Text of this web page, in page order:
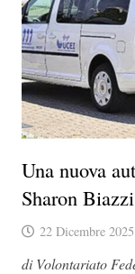
Una nuova
Sharon Biazzi
22 Dicembre 2025
di Volontariato